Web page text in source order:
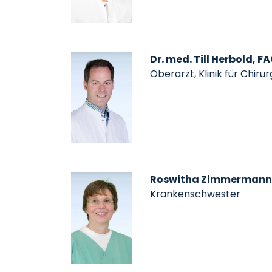
Dr. med. Till Herbold,
Oberarzt, Klinik für
Roswitha Zimmermann
Krankenschwester